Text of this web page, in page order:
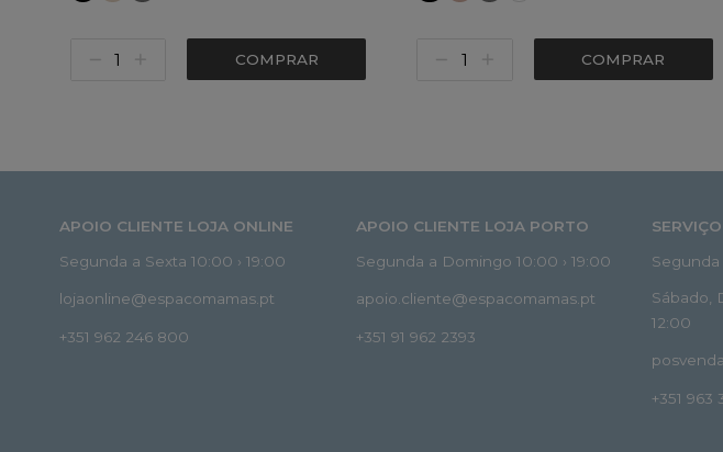
COMPRAR COMPRAR
APOIO CLIENTE LOJA ONLINE
Segunda a Sexta 10:00 › 19:00
lojaonline@espacomamas.pt
+351 962 246 800
APOIO CLIENTE LOJA PORTO
Segunda a Domingo 10:00 › 19:00
apoio.cliente@espacomamas.pt
+351 91 962 2393
Segunda
Sábado,
12:00
+351 963